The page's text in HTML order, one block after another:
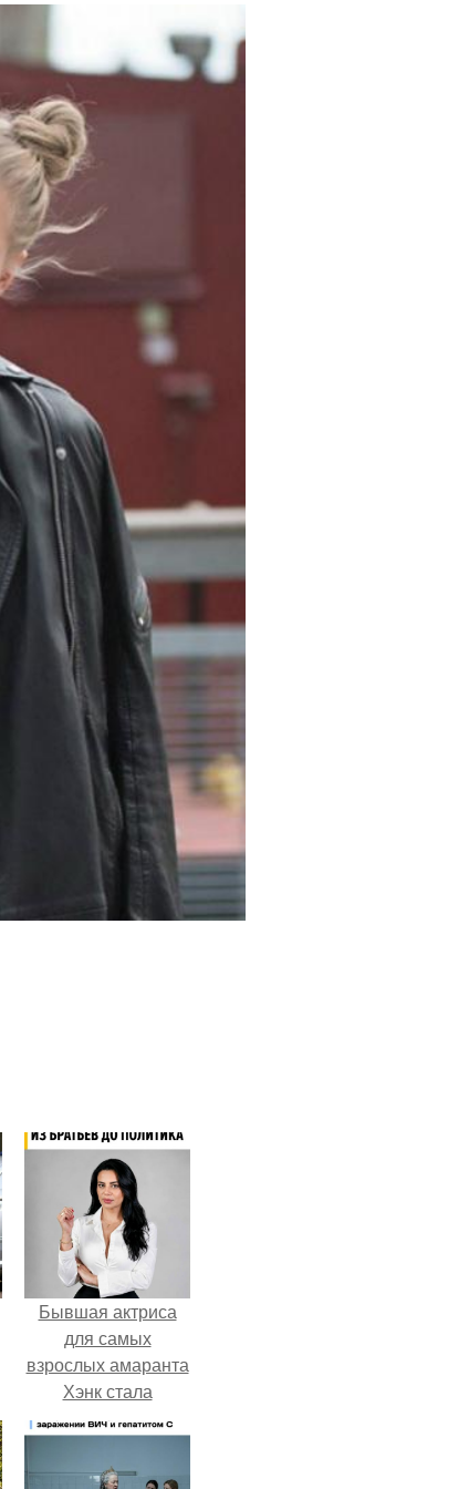
Бывшая актриса
для самых
взрослых амаранта
Хэнк стала
сенатором в
Колумбии.